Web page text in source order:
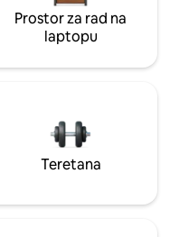
Prostor za rad na
laptopu
Teretana